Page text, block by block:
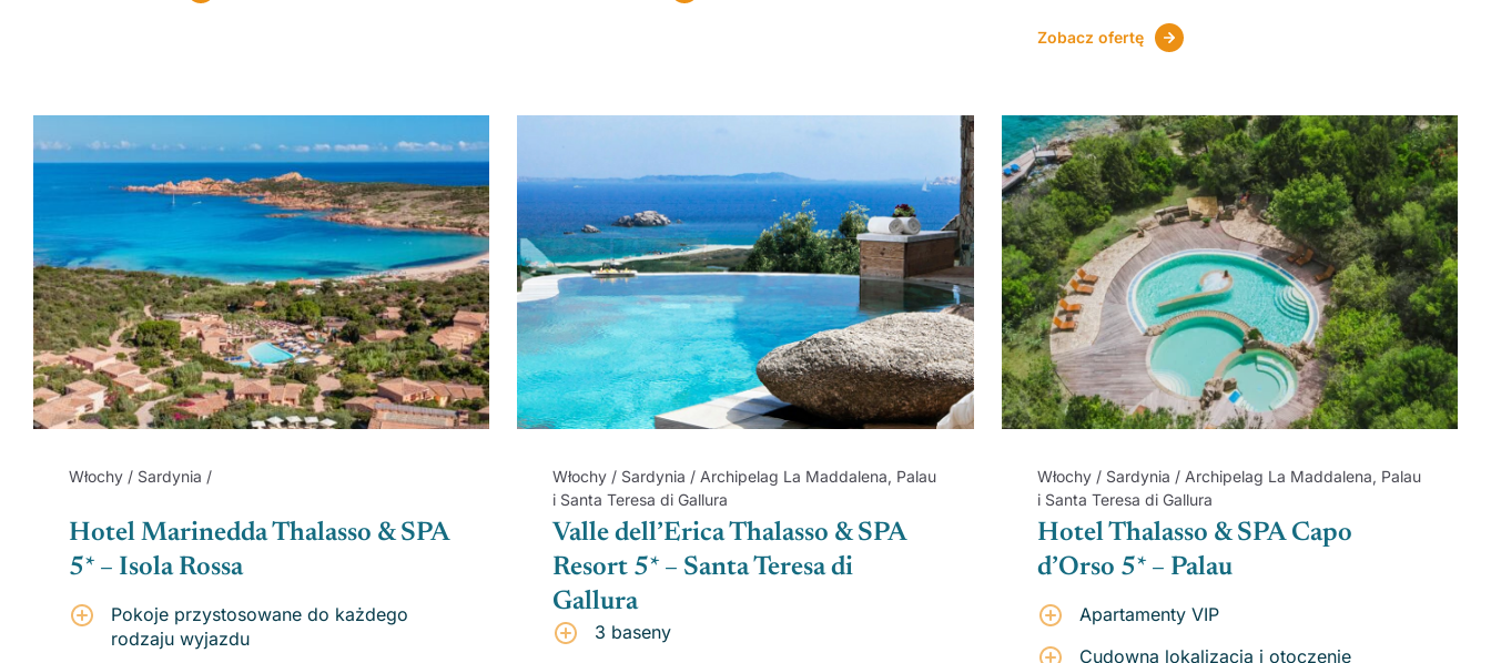
Zobacz ofertę
Włochy / Sardynia /
Hotel Marinedda Thalasso & SPA
5* – Isola Rossa
Pokoje przystosowane do każdego
rodzaju wyjazdu
Włochy / Sardynia / Archipelag La Maddalena, Palau
i Santa Teresa di Gallura
Valle dell’Erica Thalasso & SPA
Resort 5* – Santa Teresa di
Gallura
3 baseny
Włochy / Sardynia / Archipelag La Maddalena, Palau
i Santa Teresa di Gallura
Hotel Thalasso & SPA Capo
d’Orso 5* – Palau
Apartamenty VIP
Cudowna lokalizacja i otoczenie